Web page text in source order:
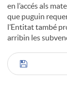
en l’accés als
que puguin
l’Entitat també
arribin les
C